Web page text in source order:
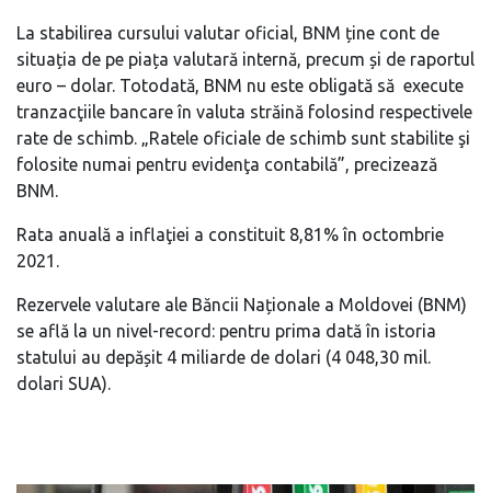
La stabilirea cursului valutar oficial, BNM ține cont de
situația de pe piața valutară internă, precum și de raportul
euro – dolar. Totodată, BNM nu este obligată să execute
tranzacţiile bancare în valuta străină folosind respectivele
rate de schimb. „Ratele oficiale de schimb sunt stabilite şi
folosite numai pentru evidenţa contabilă”, precizează
BNM.
Rata anuală a inflaţiei a constituit 8,81% în octombrie
2021.
Rezervele valutare ale Băncii Naționale a Moldovei (BNM)
se află la un nivel-record: pentru prima dată în istoria
statului au depășit 4 miliarde de dolari (4 048,30 mil.
dolari SUA).